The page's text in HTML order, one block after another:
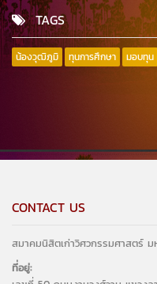
TAGS
น้องวุฒิภูมิ ทุนการศึกษา มอบทุน
CONTACT US
สมาคมนิสิตเก่าวิศวกรรมศาสตร์
ที่อยู่: